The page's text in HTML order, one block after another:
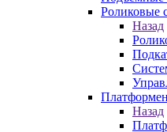
Роликовые
Назад
Назад